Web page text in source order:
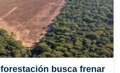
busca frenar